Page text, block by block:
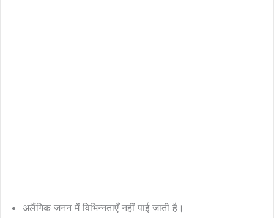
अलैंगिक जनन में विभिन्नताएँ नहीं पाई जाती है।